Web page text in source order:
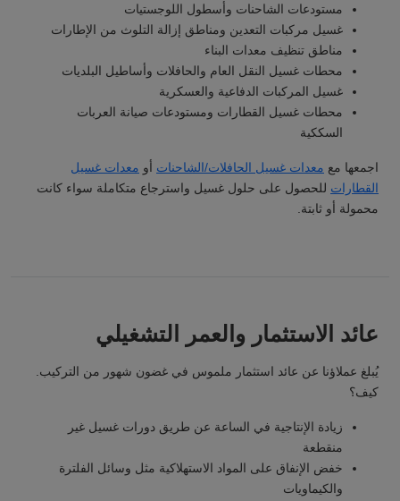
مستودعات الشاحنات وأسطول اللوجستيات
غسيل مركبات التعدين ومناطق إزالة التلوث من الإطارات
مناطق تنظيف معدات البناء
محطات غسيل النقل العام والحافلات وأساطيل البلديات
غسيل المركبات الدفاعية والعسكرية
محطات غسيل القطارات ومستودعات صيانة العربات
السككية
اجمعها مع معدات غسيل الحافلات/الشاحنات أو معدات غسيل
القطارات للحصول على حلول غسيل واسترجاع متكاملة سواء كانت
محمولة أو ثابتة.
عائد الاستثمار والعمر التشغيلي
يُبلغ عملاؤنا عن عائد استثمار ملموس في غضون شهور من التركيب.
كيف؟
زيادة الإنتاجية في الساعة عن طريق دورات غسيل غير
منقطعة
خفض الإنفاق على المواد الاستهلاكية مثل وسائل الفلترة
والكيماويات